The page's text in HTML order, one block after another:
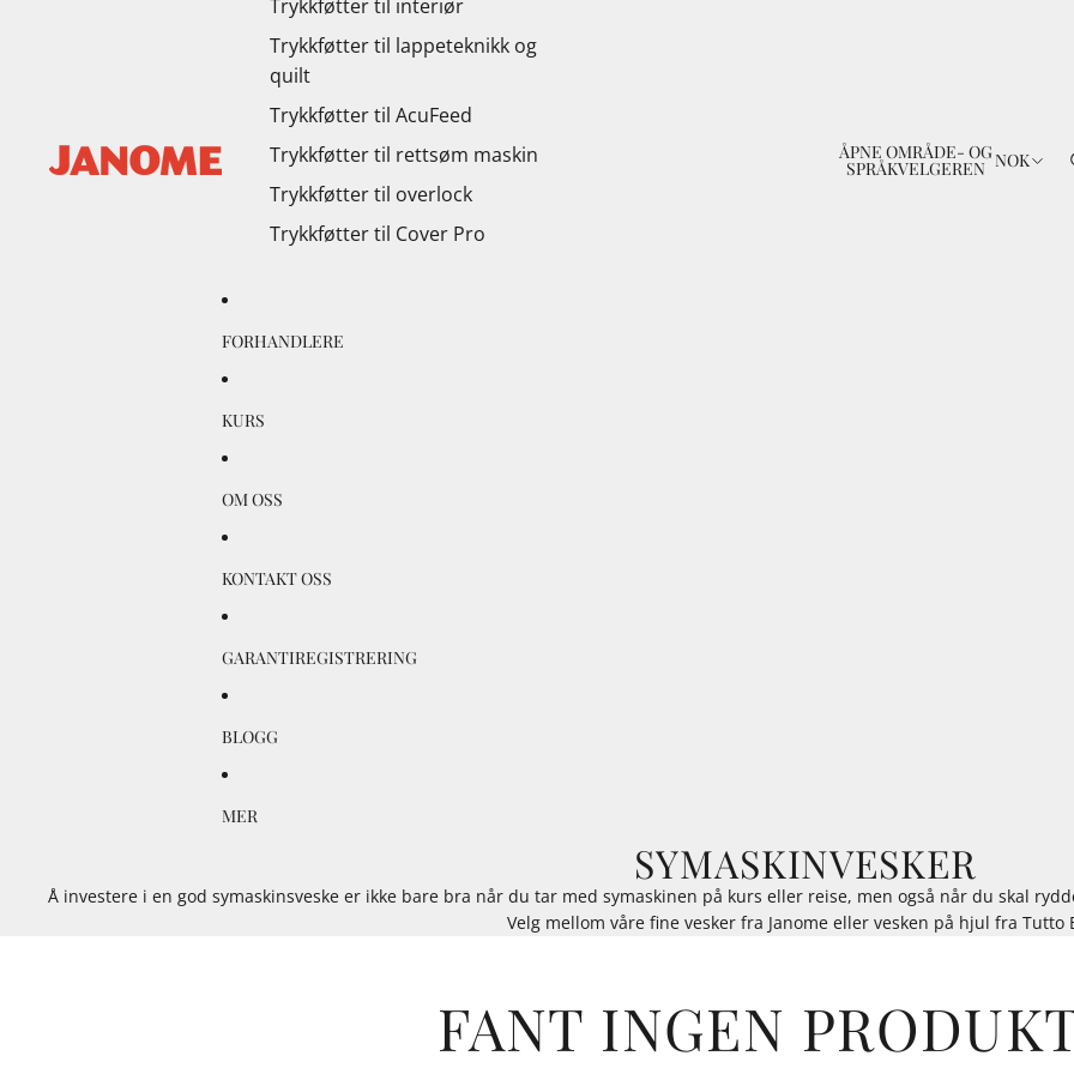
Trykkføtter til interiør
Trykkføtter til lappeteknikk og
quilt
Trykkføtter til AcuFeed
Trykkføtter til rettsøm maskin
Trykkføtter til overlock
Trykkføtter til Cover Pro
FORHANDLERE
KURS
OM OSS
KONTAKT OSS
GARANTIREGISTRERING
BLOGG
MER
ÅPNE OMRÅDE- OG
SPRÅKVELGEREN NOK
SYMASKINVESKER
Å investere i en god symaskinsveske er ikke bare bra når du tar med symaskinen på kurs eller reise, men også når du skal
Velg mellom våre fine vesker fra Janome eller vesken på hjul fra Tutto
FANT INGEN